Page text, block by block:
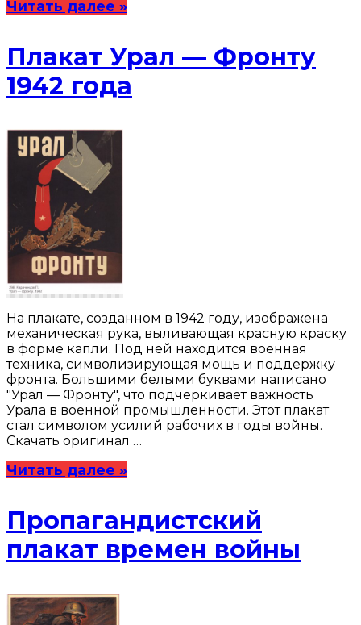
Читать далее »
Плакат Урал — Фронту
1942 года
На плакате, созданном в 1942 году, изображена
механическая рука, выливающая красную краску
в форме капли. Под ней находится военная
техника, символизирующая мощь и поддержку
фронта. Большими белыми буквами написано
"Урал — Фронту", что подчеркивает важность
Урала в военной промышленности. Этот плакат
стал символом усилий рабочих в годы войны.
Скачать оригинал …
Читать далее »
Пропагандистский
плакат времен войны